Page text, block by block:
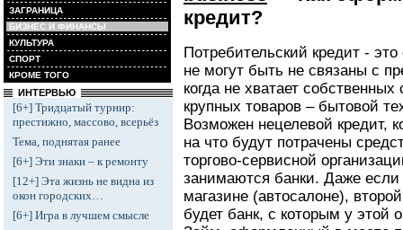
ЗАГРАНИЦА
БИЗНЕС И ФИНАНСЫ
КУЛЬТУРА
СПОРТ
КРОМЕ ТОГО
ИНТЕРВЬЮ
[6+] Тридцатый турнир:
престижно, массово, всерьёз
Тема, поднятая ранее
[6+] Эти знаки – к ремонту
[12+] Эта жизнь не видна из
окон городских…
[6+] Игра в лучшем смысле
кредит?
Потребительский кредит -
не могут быть не связаны с
когда не хватает
крупных товаров – бытовой
Возможен нецелевой кредит,
на что будут потрачены
торгово-сервисной
занимаются банки. Даже
магазине (автосалоне),
будет банк, с которым у этой